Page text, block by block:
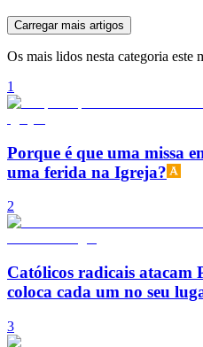
Carregar mais artigos
Os mais lidos nesta categoria este
1
Porque é que uma missa
uma ferida na Igreja?
2
Católicos radicais atacam
coloca cada um no seu
3